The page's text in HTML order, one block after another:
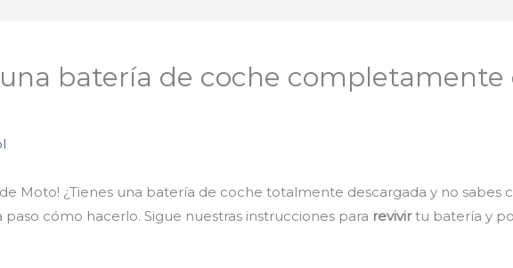
batería de coche completamente
Moto! ¿Tienes una batería de coche totalmente descargada y no
cómo hacerlo. Sigue nuestras instrucciones para revivirtu batería y